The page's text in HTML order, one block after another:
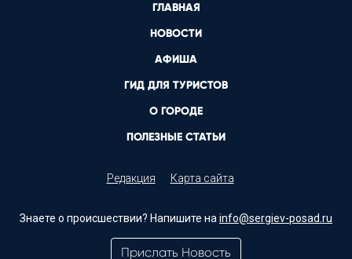
ГЛАВНАЯ
НОВОСТИ
АФИША
ГИД ДЛЯ ТУРИСТОВ
О ГОРОДЕ
ПОЛЕЗНЫЕ СТАТЬИ
Редакция Карта сайта
Знаете о происшествии? Напишите на info@sergiev-posad.ru
Прислать Новость